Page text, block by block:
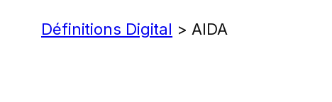
Définitions Digital > AIDA